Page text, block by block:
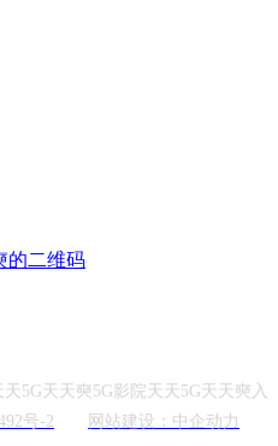
的二维码
天5G天天奭5G影院天天5G天天奭入
号-2
网站建设：中企动力